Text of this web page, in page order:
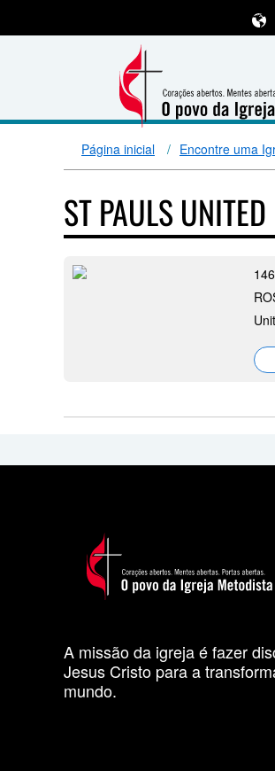
Página inicial Encontre uma
ST PAULS
A missão da igreja é fazer
Jesus Cristo para a
mundo.